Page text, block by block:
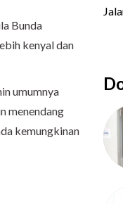
Bunda
kenyal dan
umumnya
menendang
kemungkinan